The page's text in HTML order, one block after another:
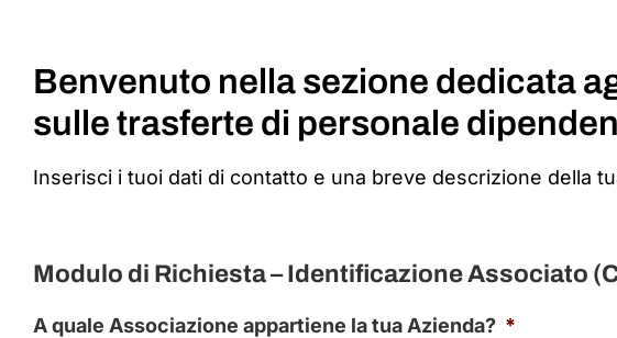
Benvenuto nella sezione dedicata
sulle trasferte di personale
Inserisci i tuoi dati di contatto e una breve descrizione della
Modulo di Richiesta – Identificazione Associato
A quale Associazione appartiene la tua Azienda? *